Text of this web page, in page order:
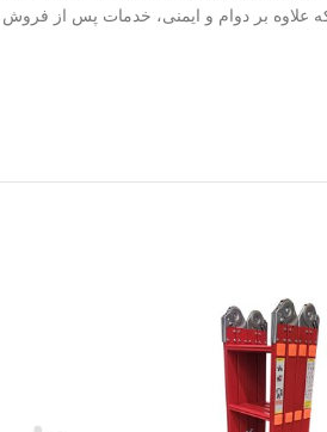
علاوه بر دوام و ایمنی، خدمات پس از